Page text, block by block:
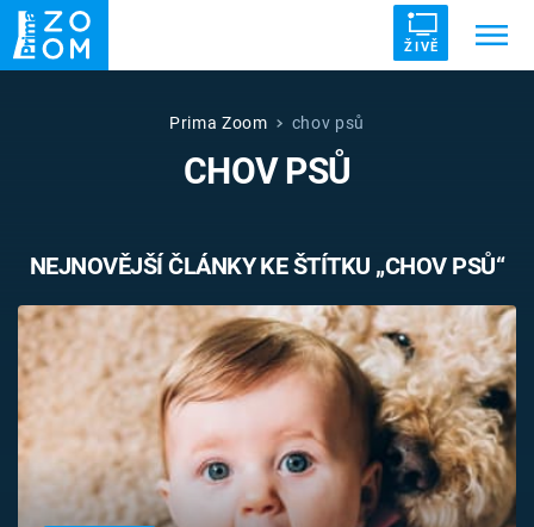
ŽIVĚ
UFO DRUHÁ SVĚTOVÁ VÁLKA
VETŘELCI DÁVNOVĚKU
Témata
Témata
Pořady
TV Program
Prima Zoom chov psů
CHOV PSŮ
NEJNOVĚJŠÍ ČLÁNKY KE ŠTÍTKU „CHOV PSŮ“